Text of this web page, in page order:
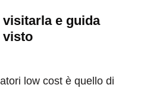
e guida
visto
low cost è quello di